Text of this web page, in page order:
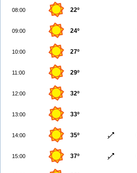
08:00 22º
09:00 24º
10:00 27º
11:00 29º
12:00 32º
13:00 33º
14:00 35º
15:00 37º